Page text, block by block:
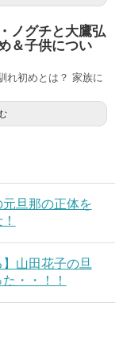
ノグチと大鷹弘
＆子供につい
初めとは？ 家族に
元旦那の正体を
山田花子の旦
・・！！